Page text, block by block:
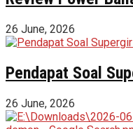
26 June, 2026
Pendapat Soal
26 June, 2026